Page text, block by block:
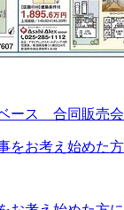
ース 合同販売会